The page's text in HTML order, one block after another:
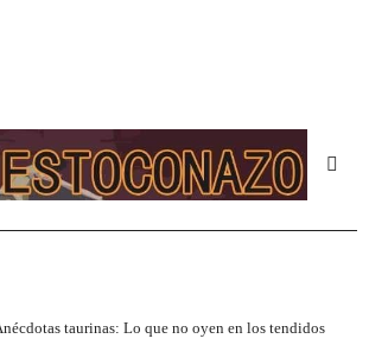
taurinas: Lo que no oyen en los tendidos